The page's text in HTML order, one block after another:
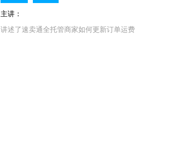
主讲：
讲述了速卖通全托管商家如何更新订单运费